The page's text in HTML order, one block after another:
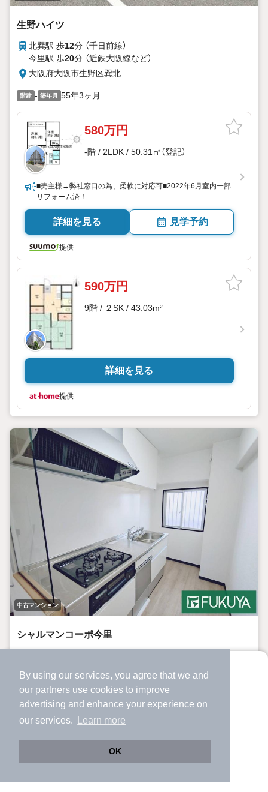
By using our services, you agree that we and
our partners use cookies to improve
advertising and enhance your experience on
our services.
Learn more
OK
より使いやすくなった
アプリで物件探ししませんか？
サクサク動く地図で物件検索
生野ハイツ
北巽駅 歩12分 （千日前線）
今里駅 歩20分 （近鉄大阪線など）
大阪府大阪市生野区巽北
階建 - 築年月 55年3ヶ月
580万円
-階 / 2LDK / 50.31㎡（登記）
■売主様→弊社窓口の為、柔軟に対応可■2022年6月室内一部
リフォーム済！
詳細を見る 見学予約
提供
590万円
9階 / ２SK / 43.03m²
詳細を見る
提供
中古マンション
シャルマンコーポ今里
鶴橋駅 歩14 分 （近鉄大阪線 など）
大阪府大阪市生野区新今里
階建 - 築年月 48年11ヶ月
2380万円